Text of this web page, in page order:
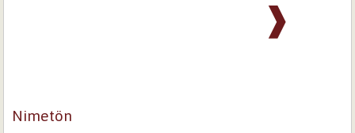
❱
Nimetön